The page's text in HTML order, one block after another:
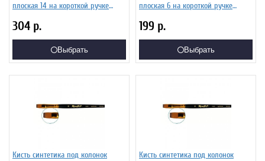
плоская 14 на короткой ручке
304 р.
Выбрать
плоская 6 на короткой ручке
199 р.
Выбрать
Кисть синтетика под колонок
Кисть синтетика под колонок